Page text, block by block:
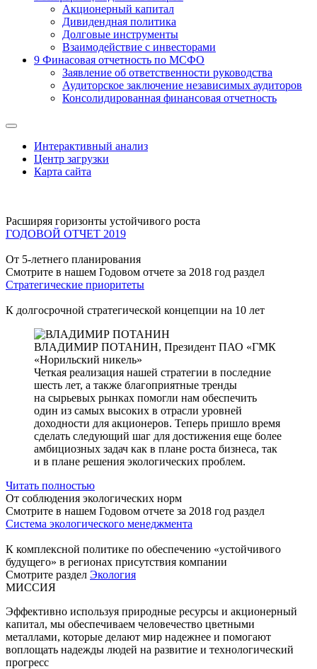
Акционерный капитал
Дивидендная политика
Долговые инструменты
Взаимодействие с инвеcторами
9 Финасовая отчетность по МСФО
Заявление об ответственности руководства
Аудиторское заключение независимых аудиторов
Консолидированная финансовая отчетность
Интерактивный анализ
Центр загрузки
Карта сайта
Расширяя горизонты устойчивого роста
ГОДОВОЙ ОТЧЕТ 2019
От 5-летнего планирования
Смотрите в нашем Годовом отчете за 2018 год раздел
Стратегические приоритеты
К долгосрочной стратегической концепции на 10 лет
ВЛАДИМИР ПОТАНИН, Президент ПАО «ГМК
«Норильский никель»
Четкая реализация нашей стратегии в последние
шесть лет, а также благоприятные тренды
на сырьевых рынках помогли нам обеспечить
один из самых высоких в отрасли уровней
доходности для акционеров. Теперь пришло время
сделать следующий шаг для достижения еще более
амбициозных задач как в плане роста бизнеса, так
и в плане решения экологических проблем.
Читать полностью
От соблюдения экологических норм
Смотрите в нашем Годовом отчете за 2018 год раздел
Система экологического менеджмента
К комплексной политике по обеспечению «устойчивого
будущего» в регионах присутствия компании
Смотрите раздел Экология
МИССИЯ
Эффективно используя природные ресурсы и акционерный
капитал, мы обеспечиваем человечество цветными
металлами, которые делают мир надежнее и помогают
воплощать надежды людей на развитие и технологический
прогресс